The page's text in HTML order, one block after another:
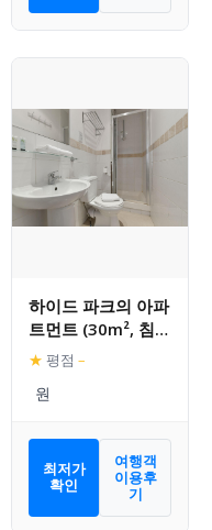
하이드 파크의 아파
트먼트 (30m², 침실
1개, 프라이빗 욕실
1개)
★ 평점 –
최저가
확인
여행객
이용후
기